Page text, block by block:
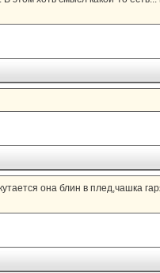
она блин в плед,чашка